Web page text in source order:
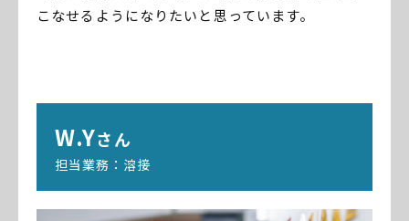
こなせるようになりたいと思っています。
W.Yさん
担当業務：溶接